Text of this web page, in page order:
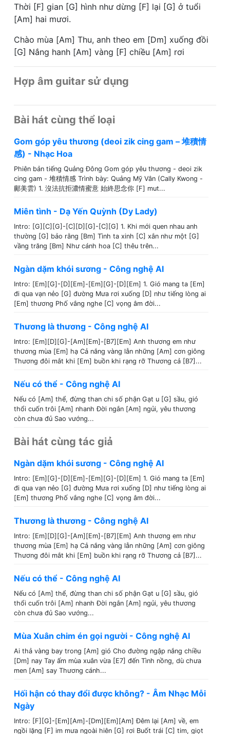
Thời [F] gian [G] hình như dừng [F] lại [G] ở tuổi
[Am] hai mươi.
Chào mùa [Am] Thu, anh theo em [Dm] xuống đồi
[G] Nắng hanh [Am] vàng [F] chiều [Am] rơi
Hợp âm guitar sử dụng
Bài hát cùng thể loại
Gom góp yêu thương (deoi zik cing gam – 堆積情
感) - Nhạc Hoa
Phiên bản tiếng Quảng Đông Gom góp yêu thương - deoi zik
cing gam - 堆積情感 Trình bày: Quảng Mỹ Vân (Cally Kwong -
鄺美雲) 1. 沒法抗拒濃情蜜意 始終思念你 [F] mut...
Miên tình - Dạ Yến Quỳnh (Dy Lady)
Intro: [G][C][G]-[C][D][G]-[C][G] 1. Khi mới quen nhau anh
thường [G] bảo rằng [Bm] Tình ta xinh [C] xắn như một [G]
vầng trăng [Bm] Như cánh hoa [C] thêu trên...
Ngàn dặm khói sương - Công nghệ AI
Intro: [Em][G]-[D][Em]-[Em][G]-[D][Em] 1. Gió mang ta [Em]
đi qua vạn nẻo [G] đường Mưa rơi xuống [D] như tiếng lòng ai
[Em] thương Phố vắng nghe [C] vọng âm đời...
Thương là thương - Công nghệ AI
Intro: [Em][D][G]-[Am][Em]-[B7][Em] Anh thương em như
thương mùa [Em] hạ Cả nắng vàng lẫn những [Am] cơn giông
Thương đôi mắt khi [Em] buồn khi rạng rỡ Thương cả [B7]...
Nếu có thể - Công nghệ AI
Nếu có [Am] thể, đừng than chi số phận Gạt u [G] sầu, gió
thổi cuốn trôi [Am] nhanh Đời ngắn [Am] ngủi, yêu thương
còn chưa đủ Sao vướng...
Bài hát cùng tác giả
Ngàn dặm khói sương - Công nghệ AI
Intro: [Em][G]-[D][Em]-[Em][G]-[D][Em] 1. Gió mang ta [Em]
đi qua vạn nẻo [G] đường Mưa rơi xuống [D] như tiếng lòng ai
[Em] thương Phố vắng nghe [C] vọng âm đời...
Thương là thương - Công nghệ AI
Intro: [Em][D][G]-[Am][Em]-[B7][Em] Anh thương em như
thương mùa [Em] hạ Cả nắng vàng lẫn những [Am] cơn giông
Thương đôi mắt khi [Em] buồn khi rạng rỡ Thương cả [B7]...
Nếu có thể - Công nghệ AI
Nếu có [Am] thể, đừng than chi số phận Gạt u [G] sầu, gió
thổi cuốn trôi [Am] nhanh Đời ngắn [Am] ngủi, yêu thương
còn chưa đủ Sao vướng...
Mùa Xuân chim én gọi người - Công nghệ AI
Ai thả vàng bay trong [Am] gió Cho đường ngập nắng chiều
[Dm] nay Tay ấm mùa xuân vừa [E7] đến Tình nồng, dù chưa
men [Am] say Thương cánh...
Hối hận có thay đổi được không? - Âm Nhạc Mỗi
Ngày
Intro: [F][G]-[Em][Am]-[Dm][Em][Am] Đêm lại [Am] về, em
ngồi lặng [F] im mưa ngoài hiên [G] rơi Buốt trái [C] tim, giọt